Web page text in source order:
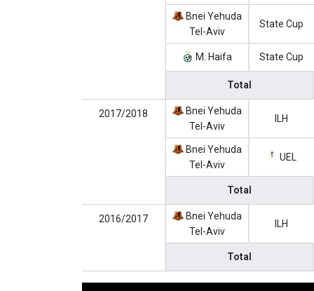
Bnei Yehuda
Tel-Aviv
State Cup
M. Haifa State Cup
Total
2017/2018
Bnei Yehuda
Tel-Aviv
ILH
Bnei Yehuda
Tel-Aviv
UEL
Total
2016/2017
Bnei Yehuda
Tel-Aviv
ILH
Total